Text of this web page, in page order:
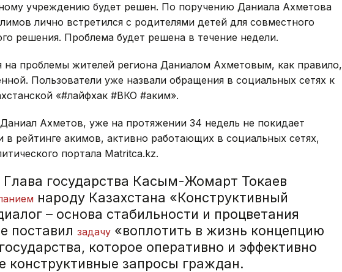
учреждению будет решен. По поручению Даниала Ахметова
лично встретился с родителями детей для совместного
решения. Проблема будет решена в течение недели.
на проблемы жителей региона Даниалом Ахметовым, как правило,
Пользователи уже назвали обращения в социальных сетях к
«#лайфхак #ВКО #аким».
Ахметов, уже на протяжении 34 недель не покидает
рейтинге акимов, активно работающих в социальных сетях,
портала Matritca.kz.
государства Касым-Жомарт Токаев
народу Казахстана «Конструктивный
– основа стабильности и процветания
поставил задачу «воплотить в жизнь концепцию
которое оперативно и эффективно
конструктивные запросы граждан.